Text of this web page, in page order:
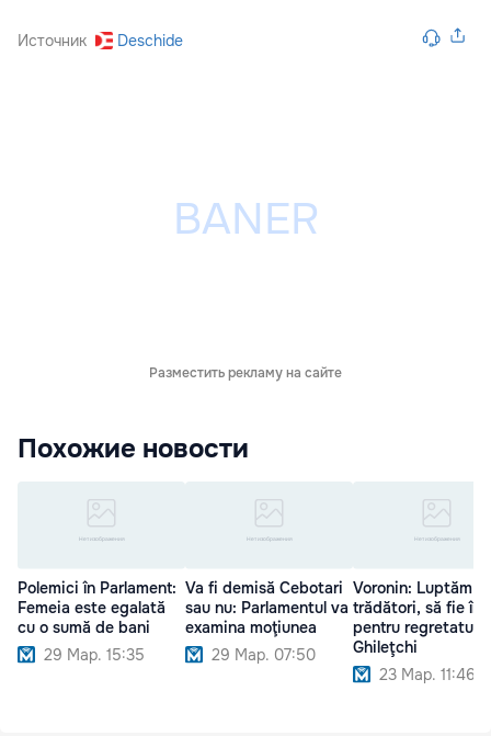
Источник Deschide
Разместить рекламу на сайте
Похожие новости
Polemici în Parlament:
Femeia este egalată
cu o sumă de bani
29 Мар. 15:35
Va fi demisă Cebotari
sau nu: Parlamentul va
examina moţiunea
29 Мар. 07:50
Voronin: Luptăm
trădători, să fie
pentru regretatul
Ghileţchi
23 Мар. 11:46